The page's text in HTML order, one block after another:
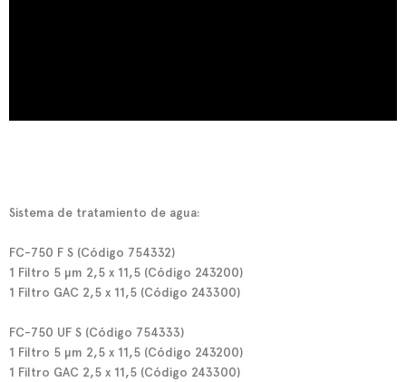
Sistema de tratamiento de agua:
FC-750 F S (Código 754332)
1 Filtro 5 µm 2,5 x 11,5 (Código 243200)
1 Filtro GAC 2,5 x 11,5 (Código 243300)
FC-750 UF S (Código 754333)
1 Filtro 5 µm 2,5 x 11,5 (Código 243200)
1 Filtro GAC 2,5 x 11,5 (Código 243300)